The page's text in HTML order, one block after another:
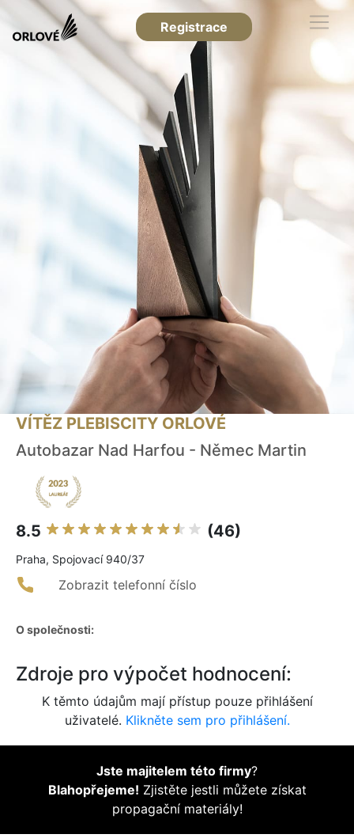
Registrace
VÍTĚZ PLEBISCITY ORLOVÉ
Autobazar Nad Harfou - Němec Martin
8.5 (46)
Praha, Spojovací 940/37
Zobrazit telefonní číslo
O společnosti:
Zdroje pro výpočet hodnocení:
K těmto údajům mají přístup pouze přihlášení
uživatelé. Klikněte sem pro přihlášení.
Jste majitelem této firmy?
Blahopřejeme! Zjistěte jestli můžete získat
propagační materiály!